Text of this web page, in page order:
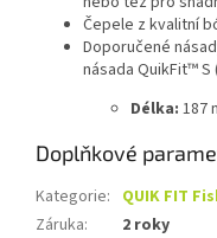
Čepele z kvalitní
Doporučené
násada QuikFit™ S
Délka: 187
Doplňkové
Kategorie: QUIK FIT
Záruka:
2 roky